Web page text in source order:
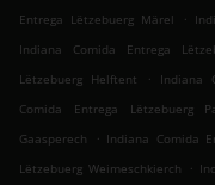
Entrega Lëtzebuerg Märel
.
Indiana Comida Entrega
Lëtzebuerg Helftent
. Indiana
Comida Entrega Lëtzebuerg
Gaasperech
. Indiana Comida
Lëtzebuerg Weimeschkierch
.